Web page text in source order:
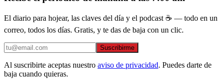
El diario para hojear, las claves del día y el podcast ☕ — todo en un
correo, todos los días. Gratis, y te das de baja con un clic.
Suscribirme
Al suscribirte aceptas nuestro aviso de privacidad. Puedes darte de
baja cuando quieras.